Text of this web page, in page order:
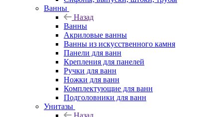
Ванны
Назад
Ванны
Акриловые ванны
Ванны из искусственного камня
Панели для ванн
Крепления для панелей
Ручки для ванн
Ножки для ванн
Комплектующие для ванн
Подголовники для ванн
Унитазы
Назад